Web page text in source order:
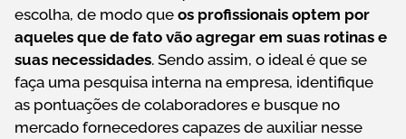
escolha, de modo que os profissionais optem por
aqueles que de fato vão agregar em suas rotinas e
suas necessidades. Sendo assim, o ideal é que se
faça uma pesquisa interna na empresa, identifique
as pontuações de colaboradores e busque no
mercado fornecedores capazes de auxiliar nesse